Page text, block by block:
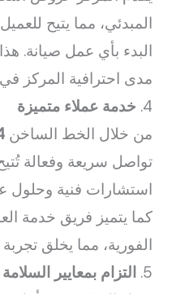
المبدئي، مما يتيح
البدء بأي عمل صيانة.
مدى احترافية المركز
4. خدمة عملاء متميزة
من خلال الخط الساخن
تواصل سريعة وفعالة
استشارات فنية وحلول
كما يتميز فريق خدمة
الفورية، مما يخلق
5. التزام بمعايير